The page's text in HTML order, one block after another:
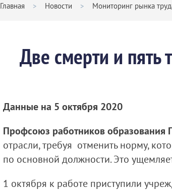
Главная > Новости > Мониторинг рынка
Две смерти и
Данные на 5 октября 2020
Профсоюз работников образования
отрасли, требуя отменить норму,
по основной должности. Это
1 октября к работе приступили